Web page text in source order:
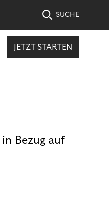
SUCHE
JETZT STARTEN
Bezug auf